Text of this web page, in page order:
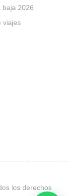
baja 2026
viajes
los derechos